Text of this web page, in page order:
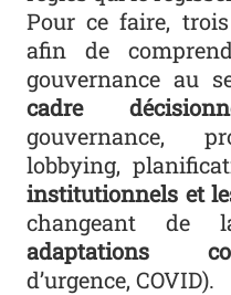
Pour ce faire,
afin de
gouvernance au
cadre
gouvernance,
lobbying,
institutionnels et
changeant de
adaptations
d’urgence, COVID).